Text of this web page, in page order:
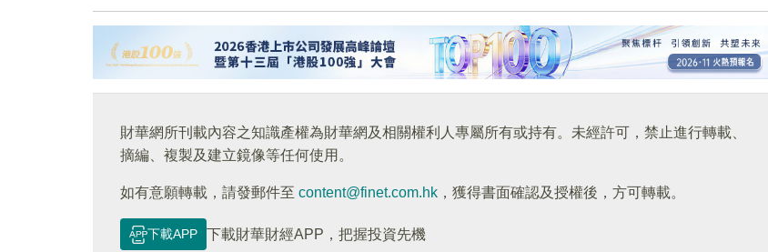
財華網所刊載內容之知識產權為財華網及相關權利人專屬所有或持有。未經許可，禁止進行轉載、
摘編、複製及建立鏡像等任何使用。
如有意願轉載，請發郵件至 content@finet.com.hk ，獲得書面確認及授權後，方可轉載。
下載APP 下載財華財經APP，把握投資先機